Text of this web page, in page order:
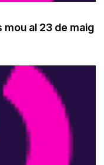
mou al 23 de maig